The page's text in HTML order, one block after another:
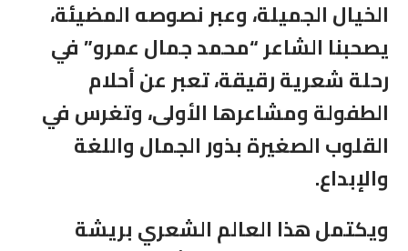
الخيال الجميلة، وعبر نصوصه المضيئة،
يصحبنا الشاعر “محمد جمال عمرو” في
رحلة شعرية رقيقة، تعبر عن أحلام
الطفولة ومشاعرها الأولى، وتغرس في
القلوب الصغيرة بذور الجمال واللغة
والإبداع.
ويكتمل هذا العالم الشعري بريشة